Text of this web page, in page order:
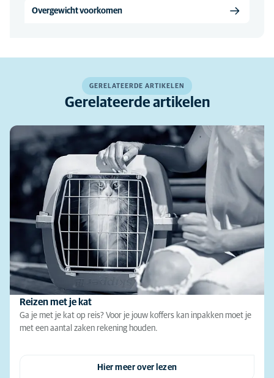
Overgewicht voorkomen
GERELATEERDE ARTIKELEN
Gerelateerde artikelen
Reizen met je kat
Ga je met je kat op reis? Voor je jouw koffers kan inpakken moet je
met een aantal zaken rekening houden.
Hier meer over lezen